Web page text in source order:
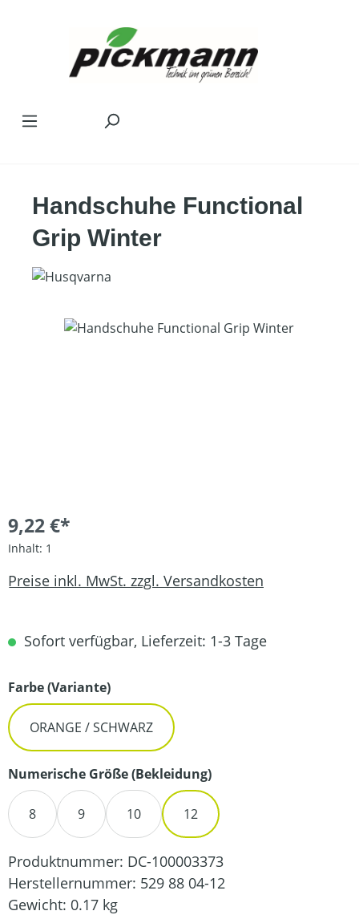
Handschuhe Functional
Grip Winter
Bildergalerie überspringen
9,22 €*
Inhalt: 1
Preise inkl. MwSt. zzgl. Versandkosten
Sofort verfügbar, Lieferzeit: 1-3 Tage
Farbe (Variante)auswählen
ORANGE / SCHWARZ
Numerische Größe (Bekleidung)auswählen
8 9 10 12
Produktnummer: DC-100003373
Herstellernummer: 529 88 04-12
Gewicht: 0.17 kg